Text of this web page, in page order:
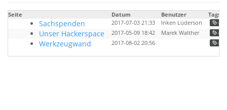
Seite Datum Benutzer Tags
Sachspenden 2017-07-03 21:33 Inken Lüderson
Unser Hackerspace 2017-05-09 18:42 Marek Walther
Werkzeugwand 2017-08-02 20:56